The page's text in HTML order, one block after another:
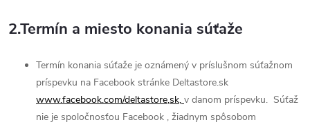
2.Termín a miesto konania súťaže
Termín konania súťaže je oznámený v príslušnom súťažnom
príspevku na Facebook stránke Deltastore.sk
www.facebook.com/deltastore,sk, v danom príspevku. Súťaž
nie je spoločnosťou Facebook , žiadnym spôsobom